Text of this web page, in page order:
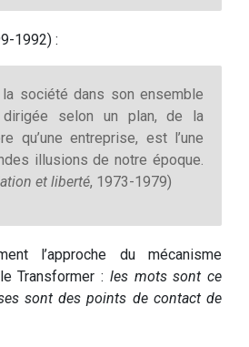
1992) :
la société dans son ensemble
selon un plan, de la
qu’une entreprise, est l’une
illusions de notre époque.
et liberté, 1973-1979)
l’approche du mécanisme
Transformer : les mots sont ce
sont des points de contact de